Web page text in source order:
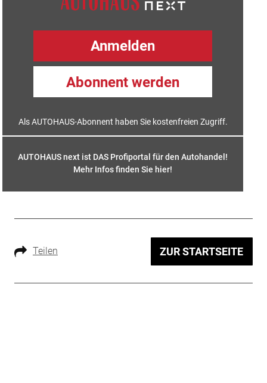
Anmelden
Abonnent werden
Als AUTOHAUS-Abonnent haben Sie kostenfreien Zugriff.
AUTOHAUS next ist DAS Profiportal für den Autohandel!
Mehr Infos finden Sie hier!
Teilen ZUR STARTSEITE